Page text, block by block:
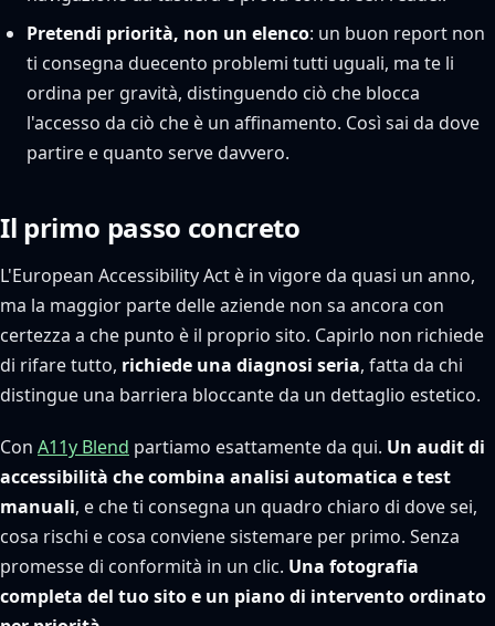
Pretendi priorità, non un elenco: un buon report non
ti consegna duecento problemi tutti uguali, ma te li
ordina per gravità, distinguendo ciò che blocca
l'accesso da ciò che è un affinamento. Così sai da dove
partire e quanto serve davvero.
Il primo passo concreto
L'European Accessibility Act è in vigore da quasi un anno,
ma la maggior parte delle aziende non sa ancora con
certezza a che punto è il proprio sito. Capirlo non richiede
di rifare tutto, richiede una diagnosi seria, fatta da chi
distingue una barriera bloccante da un dettaglio estetico.
Con A11y Blend partiamo esattamente da qui. Un audit di
accessibilità che combina analisi automatica e test
manuali, e che ti consegna un quadro chiaro di dove sei,
cosa rischi e cosa conviene sistemare per primo. Senza
promesse di conformità in un clic. Una fotografia
completa del tuo sito e un piano di intervento ordinato